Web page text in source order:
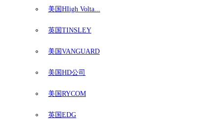
美国HIigh Volta...
英国TINSLEY
美国VANGUARD
美国HD公司
美国RYCOM
英国EDG